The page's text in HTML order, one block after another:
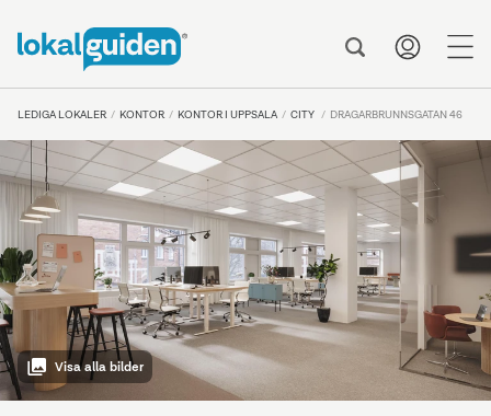
LEDIGA LOKALER KONTOR KONTOR I UPPSALA CITY DRAGARBRUNNSGATAN 46
Visa alla bilder